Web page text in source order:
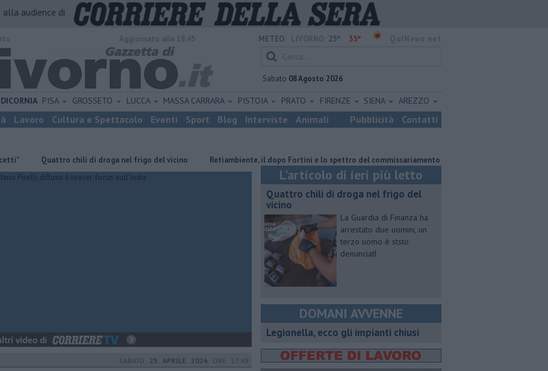
audience di
METEO: 25° 35°
Sabato 08 Agosto 2026
PISA GROSSETO LUCCA MASSA CARRARA PISTOIA PRATO FIRENZE SIENA AREZZO
Lavoro Cultura e Spettacolo Eventi Sport Blog Interviste Animali Pubblicità Contatti
Quattro chili di droga nel frigo del vicino Retiambiente, il dopo Fortini e lo spettro del commissariamento Parco eolico in mare,
SABATO 25 APRILE 2026 ORE 17:45
L'articolo di ieri più letto
Quattro chili di droga nel frigo del
vicino
La Guardia di Finanza ha
arrestato due uomini, un
terzo uomo è ststo
denunciatl
DOMANI AVVENNE
Legionella, ecco gli impianti chiusi